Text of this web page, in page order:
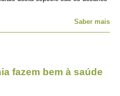
Saber mais
fazem bem à saúde